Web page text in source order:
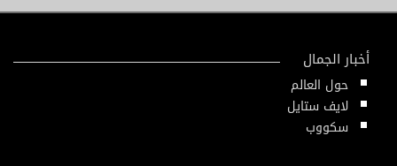
أخبار الجمال
حول العالم
لايف ستايل
سكووب